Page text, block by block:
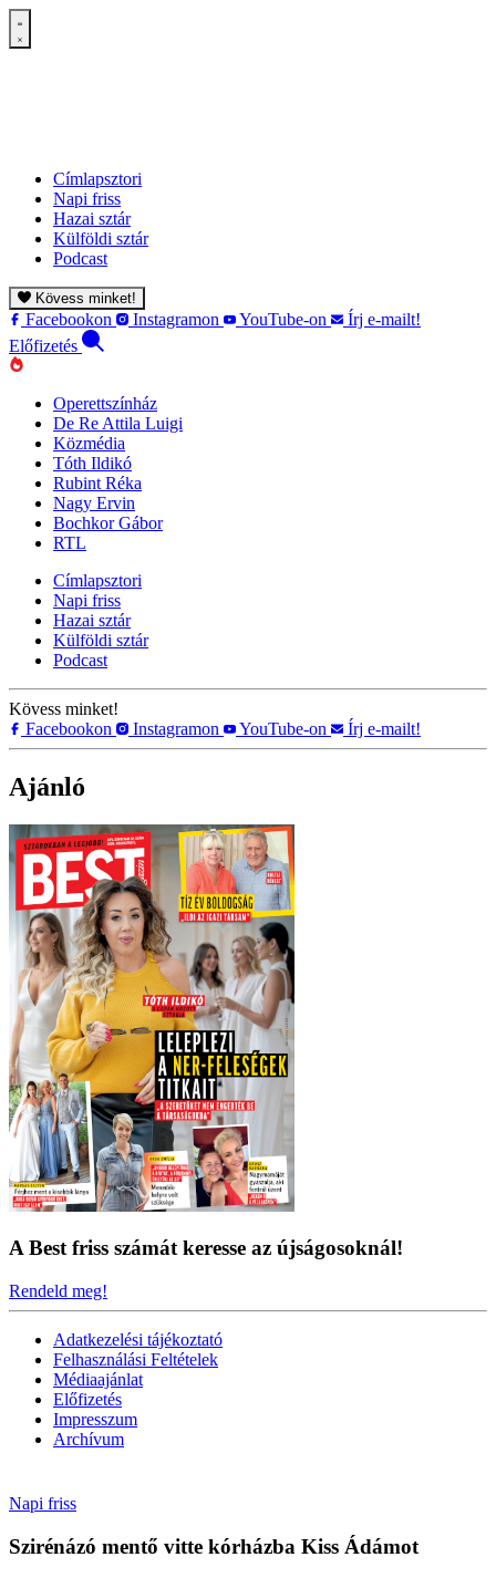
Címlapsztori
Napi friss
Hazai sztár
Külföldi sztár
Podcast
Kövess minket!
Facebookon Instagramon YouTube-on
Írj e-mailt!
Előfizetés
Operettszínház
De Re Attila Luigi
Közmédia
Tóth Ildikó
Rubint Réka
Nagy Ervin
Bochkor Gábor
RTL
Címlapsztori
Napi friss
Hazai sztár
Külföldi sztár
Podcast
Kövess minket!
Facebookon
Instagramon YouTube-on Írj e-mailt!
Ajánló
A Best friss számát keresse az újságosoknál!
Rendeld meg!
Adatkezelési tájékoztató
Felhasználási Feltételek
Médiaajánlat
Előfizetés
Impresszum
Archívum
Napi friss
Szirénázó mentő vitte kórházba Kiss Ádámot